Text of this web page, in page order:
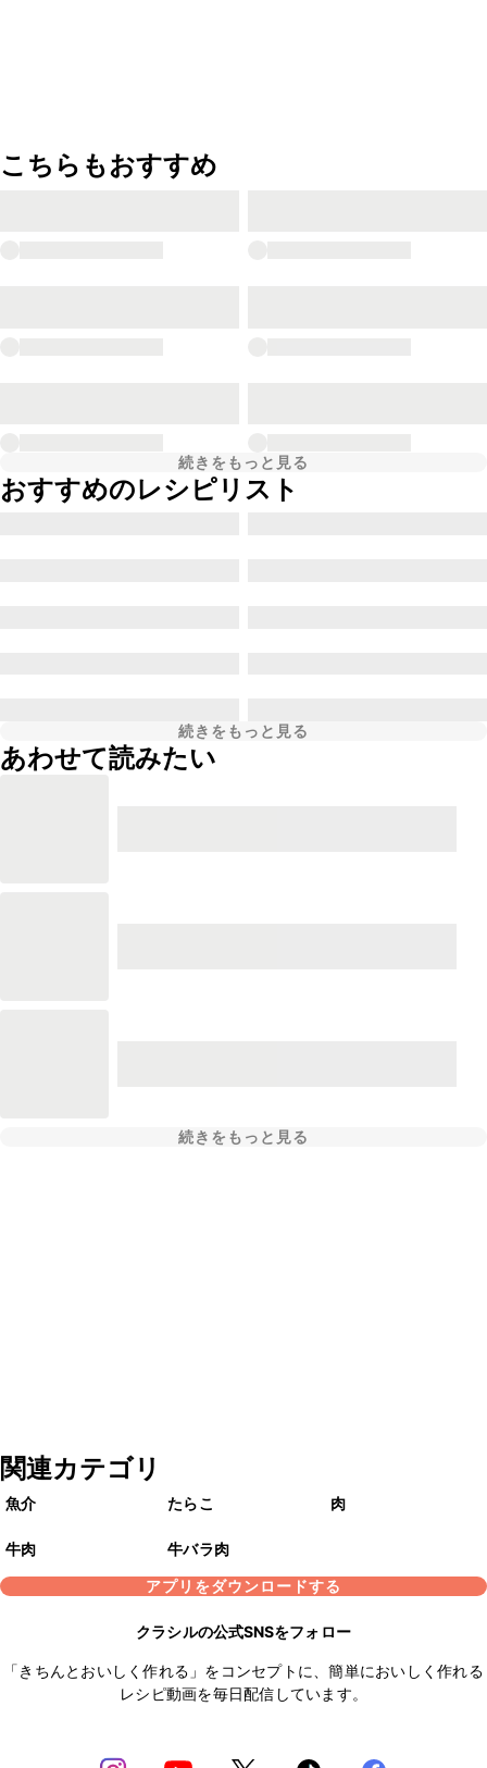
こちらもおすすめ
続きをもっと見る
おすすめのレシピリスト
続きをもっと見る
あわせて読みたい
続きをもっと見る
関連カテゴリ
魚介 たらこ 肉
牛肉
牛バラ肉
アプリをダウンロードする
クラシルの公式SNSをフォロー
「きちんとおいしく作れる」をコンセプトに、簡単においしく作れる
レシピ動画を毎日配信しています。